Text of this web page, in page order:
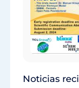
Noticias